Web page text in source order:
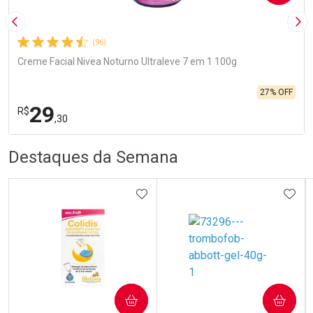
Imagem Anterior
(96)
Creme Facial Nivea Noturno Ultraleve 7 em 1 100g
R$29,30
27% OFF
Laboratório
Por Menos
Destaques da Semana
ADICIONAR AOS FAVORITOS
COMPRAR COMPRAR